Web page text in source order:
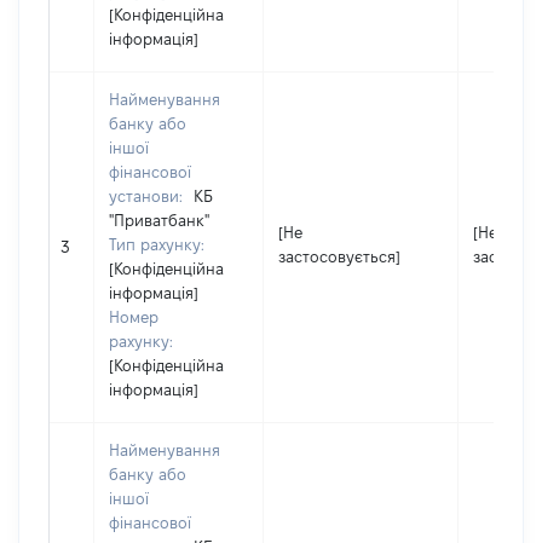
[Конфіденційна
інформація]
3
Найменування
банку або
іншої
фінансової
установи:
КБ
"Приватбанк"
Тип рахунку:
[Конфіденційна
інформація]
Номер
рахунку:
[Конфіденційна
інформація]
[Не
застосовується]
[Не
Найменування
банку або
іншої
фінансової